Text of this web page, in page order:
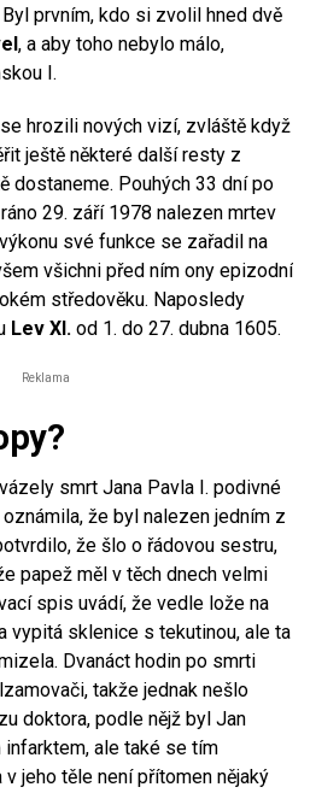
prvním, kdo si zvolil hned dvě
, a aby toho nebylo málo,
I.
hrozili nových vizí, zvláště když
ještě některé další resty z
dostaneme. Pouhých 33 dní po
29. září 1978 nalezen mrtev
své funkce se zařadil na
všichni před ním ony epizodní
středověku. Naposledy
Lev XI.od 1. do 27. dubna 1605.
Reklama
smrt Jana Pavla I. podivné
že byl nalezen jedním z
že šlo o řádovou sestru,
papež měl v těch dnech velmi
spis uvádí, že vedle lože na
vypitá sklenice s tekutinou, ale ta
Dvanáct hodin po smrti
takže jednak nešlo
doktora, podle nějž byl Jan
ale také se tím
jeho těle není přítomen nějaký